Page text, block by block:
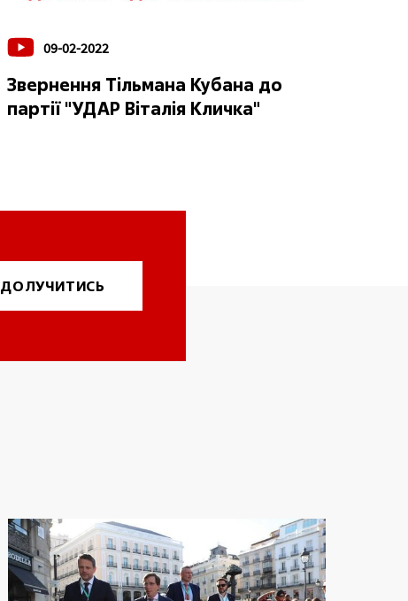
09-02-2022
Звернення Тільмана Кубана до
партії "УДАР Віталія Кличка"
ДОЛУЧИТИСЬ